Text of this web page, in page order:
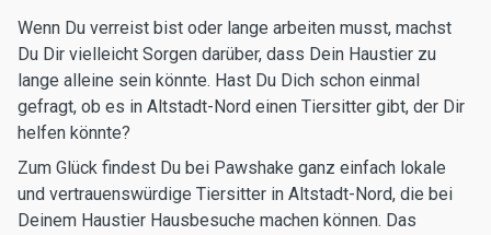
Wenn Du verreist bist oder lange arbeiten musst, machst
Du Dir vielleicht Sorgen darüber, dass Dein Haustier zu
lange alleine sein könnte. Hast Du Dich schon einmal
gefragt, ob es in Altstadt-Nord einen Tiersitter gibt, der Dir
helfen könnte?
Zum Glück findest Du bei Pawshake ganz einfach lokale
und vertrauenswürdige Tiersitter in Altstadt-Nord, die bei
Deinem Haustier Hausbesuche machen können. Das